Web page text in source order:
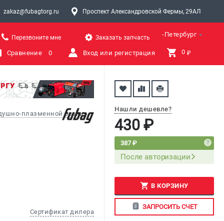
zakaz@fubagtorg.ru Проспект Александровской Фермы, 29АЛ
Санкт-Петербург
Перезвоните мне Заказать запчасть
Сравнение 0 Вход или регистрация 0 ₽
плазменной резки
Сертификат дилера
Нашли дешевле?
430 ₽
387 ₽
После авторизации
В КОРЗИНУ
ЗАПРОСИТЬ СЧЕТ